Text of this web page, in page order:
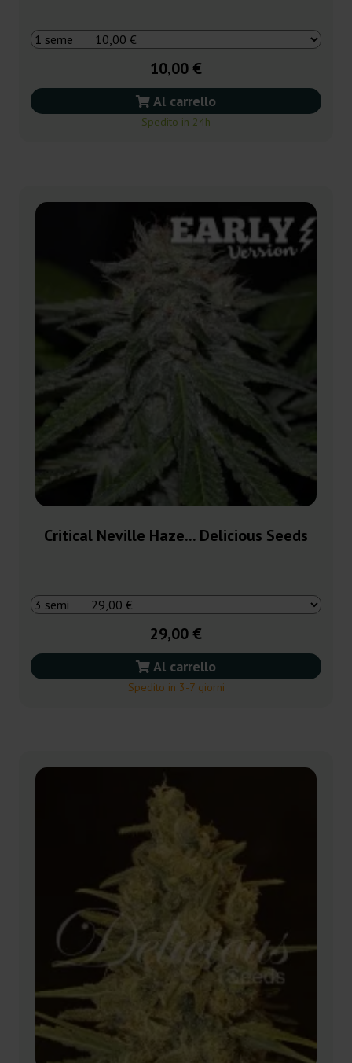
10,00 €
Al carrello
Spedito in 24h
Critical Neville Haze... Delicious Seeds
29,00 €
Al carrello
Spedito in 3-7 giorni